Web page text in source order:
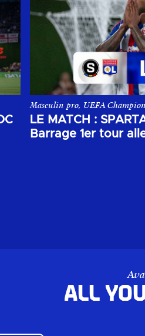
League, opposant le
LE MATCH :
Barrage 1er tour
Masculin pro, UEFA
Le match aller du 1er tour
All